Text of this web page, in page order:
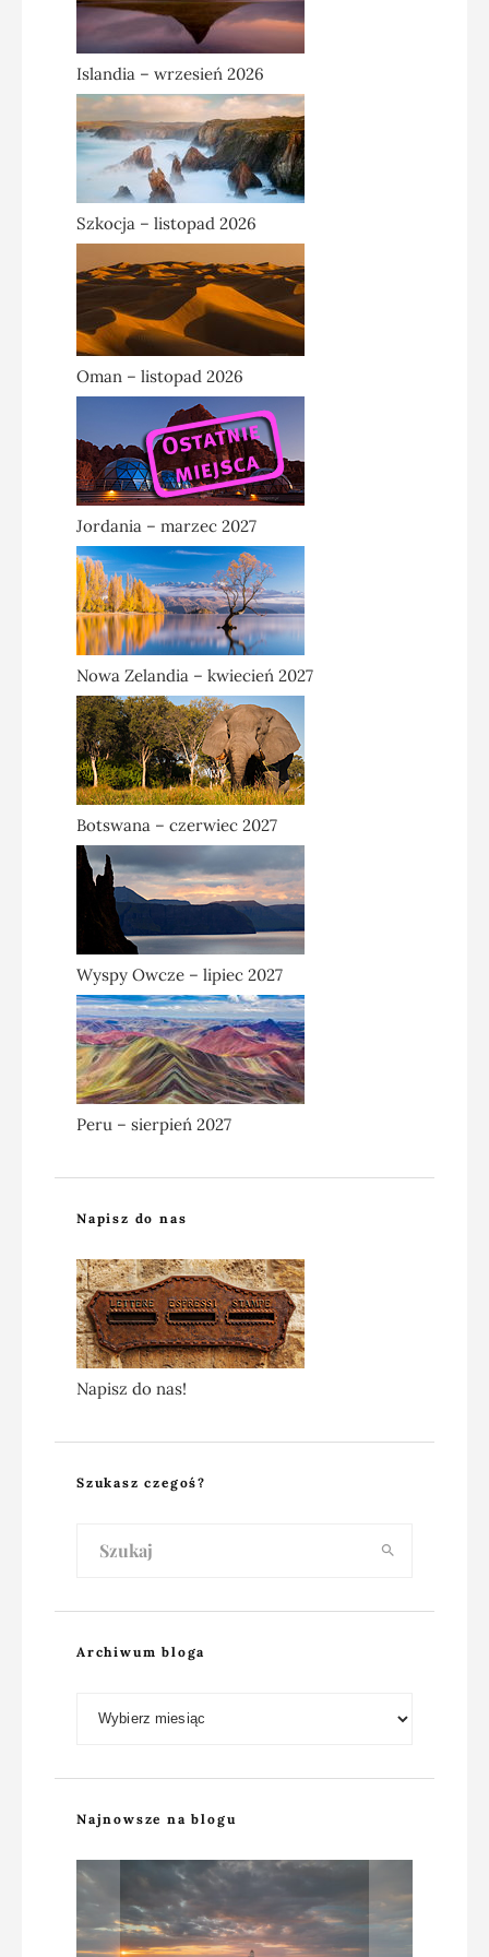
Islandia – wrzesień 2026
Szkocja – listopad 2026
Oman – listopad 2026
Jordania – marzec 2027
Nowa Zelandia – kwiecień 2027
Botswana – czerwiec 2027
Wyspy Owcze – lipiec 2027
Peru – sierpień 2027
Napisz do nas
Napisz do nas!
Szukasz czegoś?
Archiwum bloga
Najnowsze na blogu